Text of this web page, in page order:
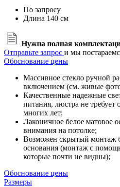
По запросу
Длина 140 см
Нужна полная
Отправьте запрос и мы
Обоснование цены
Массивное стекло ручной
включением (см. живые фото
Качественные надежные
питания, люстра не требует
многих лет;
Лаконичное белое матовое
внимания на потолке;
Возможен скрытый монтаж
основания (монтаж с
которые почти не видны);
Обоснование цены
Размеры